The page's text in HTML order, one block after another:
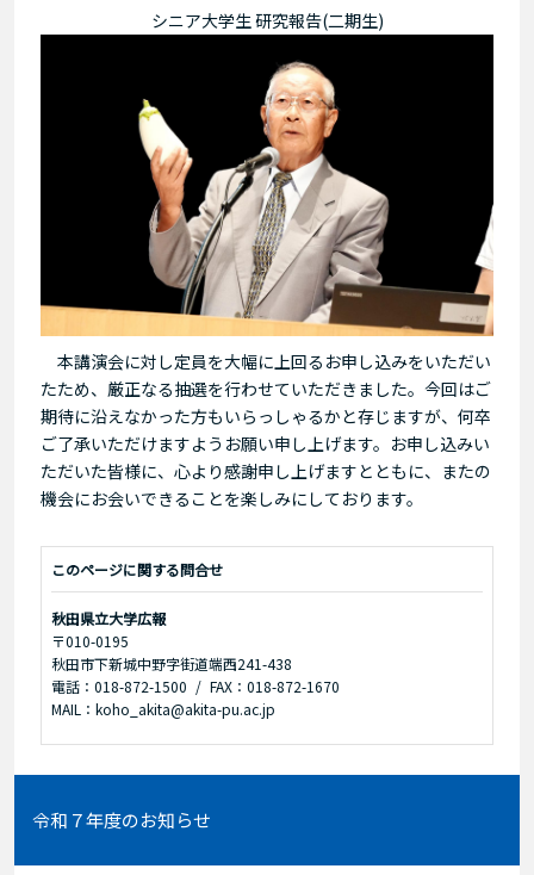
シニア大学生 研究報告(二期生)
本講演会に対し定員を大幅に上回るお申し込みをいただい
たため、厳正なる抽選を行わせていただきました。今回はご
期待に沿えなかった方もいらっしゃるかと存じますが、何卒
ご了承いただけますようお願い申し上げます。お申し込みい
ただいた皆様に、心より感謝申し上げますとともに、またの
機会にお会いできることを楽しみにしております。
このページに関する問合せ
秋田県立大学広報
〒010-0195
秋田市下新城中野字街道端西241-438
電話：018-872-1500
FAX：018-872-1670
MAIL：koho_akita@akita-pu.ac.jp
令和７年度のお知らせ